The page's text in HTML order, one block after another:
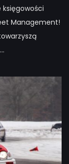
Management!